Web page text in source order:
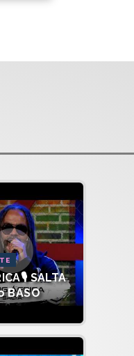
SALTA
BASO